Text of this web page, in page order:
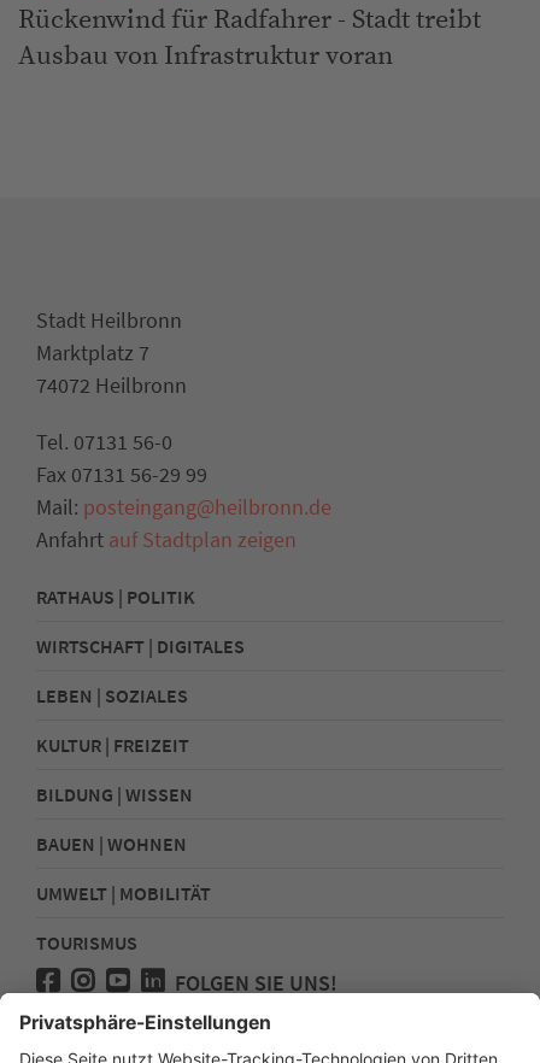
Rückenwind für Radfahrer - Stadt treibt
Ausbau von Infrastruktur voran
Stadt Heilbronn
Marktplatz 7
74072 Heilbronn
Tel. 07131 56-0
Fax 07131 56-29 99
Mail: posteingang@heilbronn.de
Anfahrt auf Stadtplan zeigen
RATHAUS | POLITIK
WIRTSCHAFT | DIGITALES
LEBEN | SOZIALES
KULTUR | FREIZEIT
BILDUNG | WISSEN
BAUEN | WOHNEN
UMWELT | MOBILITÄT
TOURISMUS
FOLGEN SIE UNS!
Presse